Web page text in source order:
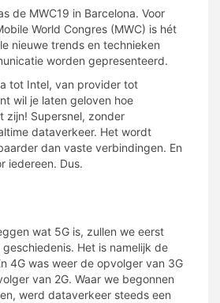
de MWC19 in Barcelona. Voor
World Congres (MWC) is hét
nieuwe trends en technieken
worden gepresenteerd.
tot Intel, van provider tot
wil je laten geloven hoe
zijn! Supersnel, zonder
dataverkeer. Het wordt
dan vaste verbindingen. En
iedereen. Dus.
wat 5G is, zullen we eerst
Het is namelijk de
4G was weer de opvolger van 3G
van 2G. Waar we begonnen
werd dataverkeer steeds een